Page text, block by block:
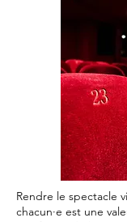
Rendre le spectacle
chacun·e est une